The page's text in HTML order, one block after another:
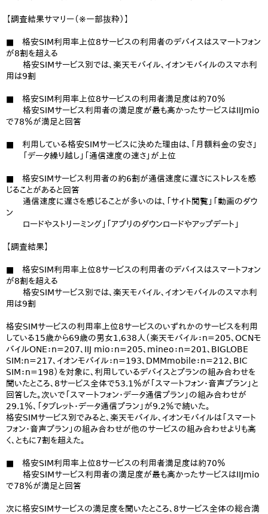
【調査結果サマリー（※一部抜粋）】
■ 格安SIM利用率上位8サービスの利用者のデバイスはスマートフォン
が8割を超える
格安SIMサービス別では、楽天モバイル、イオンモバイルのスマホ利
用は9割
■ 格安SIM利用率上位8サービスの利用者満足度は約70％
格安SIMサービス利用者の満足度が最も高かったサービスはIIJmio
で78％が満足と回答
■ 利用している格安SIMサービスに決めた理由は、「月額料金の安さ」
「データ繰り越し」「通信速度の速さ」が上位
■ 格安SIMサービス利用者の約6割が通信速度に遅さにストレスを感
じることがあると回答
通信速度に遅さを感じることが多いのは、「サイト閲覧」「動画のダウ
ン
ロードやストリーミング」「アプリのダウンロードやアップデート」
【調査結果】
■ 格安SIM利用率上位8サービスの利用者のデバイスはスマートフォン
が8割を超える
格安SIMサービス別では、楽天モバイル、イオンモバイルのスマホ利
用は9割
格安SIMサービスの利用率上位8サービスのいずれかのサービスを利用
している15歳から69歳の男女1,638人（楽天モバイル：n=205、OCNモ
バイルONE：n=207、IIJ mio：n=205、mineo：n=201、BIGLOBE
SIM:n=217、イオンモバイル：n=193、DMMmobile：n=212、BIC
SIM：n=198）を対象に、利用しているデバイスとプランの組み合わせを
聞いたところ、8サービス全体で53.1％が「スマートフォン・音声プラン」と
回答した。次いで「スマートフォン・データ通信プラン」の組み合わせが
29.1％、「タブレット・データ通信プラン」が9.2％で続いた。
格安SIMサービス別でみると、楽天モバイル、イオンモバイルは「スマート
フォン・音声プラン」の組み合わせが他のサービスの組み合わせよりも高
く、ともに7割を超えた。
■ 格安SIM利用率上位8サービスの利用者満足度は約70％
格安SIMサービス利用者の満足度が最も高かったサービスはIIJmio
で78％が満足と回答
次に格安SIMサービスの満足度を聞いたところ、8サービス全体の総合満